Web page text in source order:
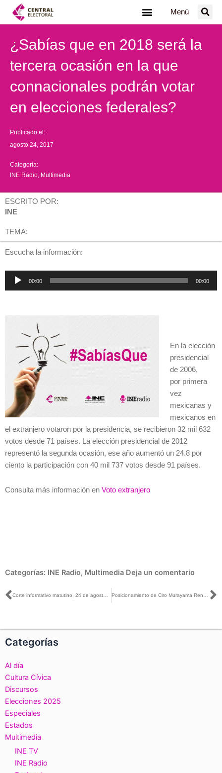
Menú
¿Sabías que en 2018 será la
tercera ocasión en la que
connacionales podrán votar
en elecciones federales?
Publicado el:
agosto 24, 2017
Categoría:
INE Radio Multimedia
ESCRITO POR:
INE
TEMA:
Escucha la información:
Reproductor
00:00 00:00
En la elección
presidencial
de 2006,
por primera
vez
mexicanas y
mexicanos en
el extranjero votaron por la presidencia, se recibieron 32 mil 632
votos desde 71 países. La elección presidencial de 2012
representó la segunda ocasión, ese año aumentó un 24.8 por
ciento la participación con 40 mil 737 votos desde 91 países.
Consulta más información en Voto extranjero
Categorías: INE Radio, Multimedia Deja un comentario
Ant Corte informativo matutino, 24 de agosto de 2017 Posicionamiento de Ciro Murayama Rendón Presidente de la Comisión Temporal de Presupuesto 2018 del INE en la conferencia de prensa
Categorías
Al día
Cultura Cívica
Discursos
Elecciones 2025
Especiales
Estados
Multimedia
INE TV
INE Radio